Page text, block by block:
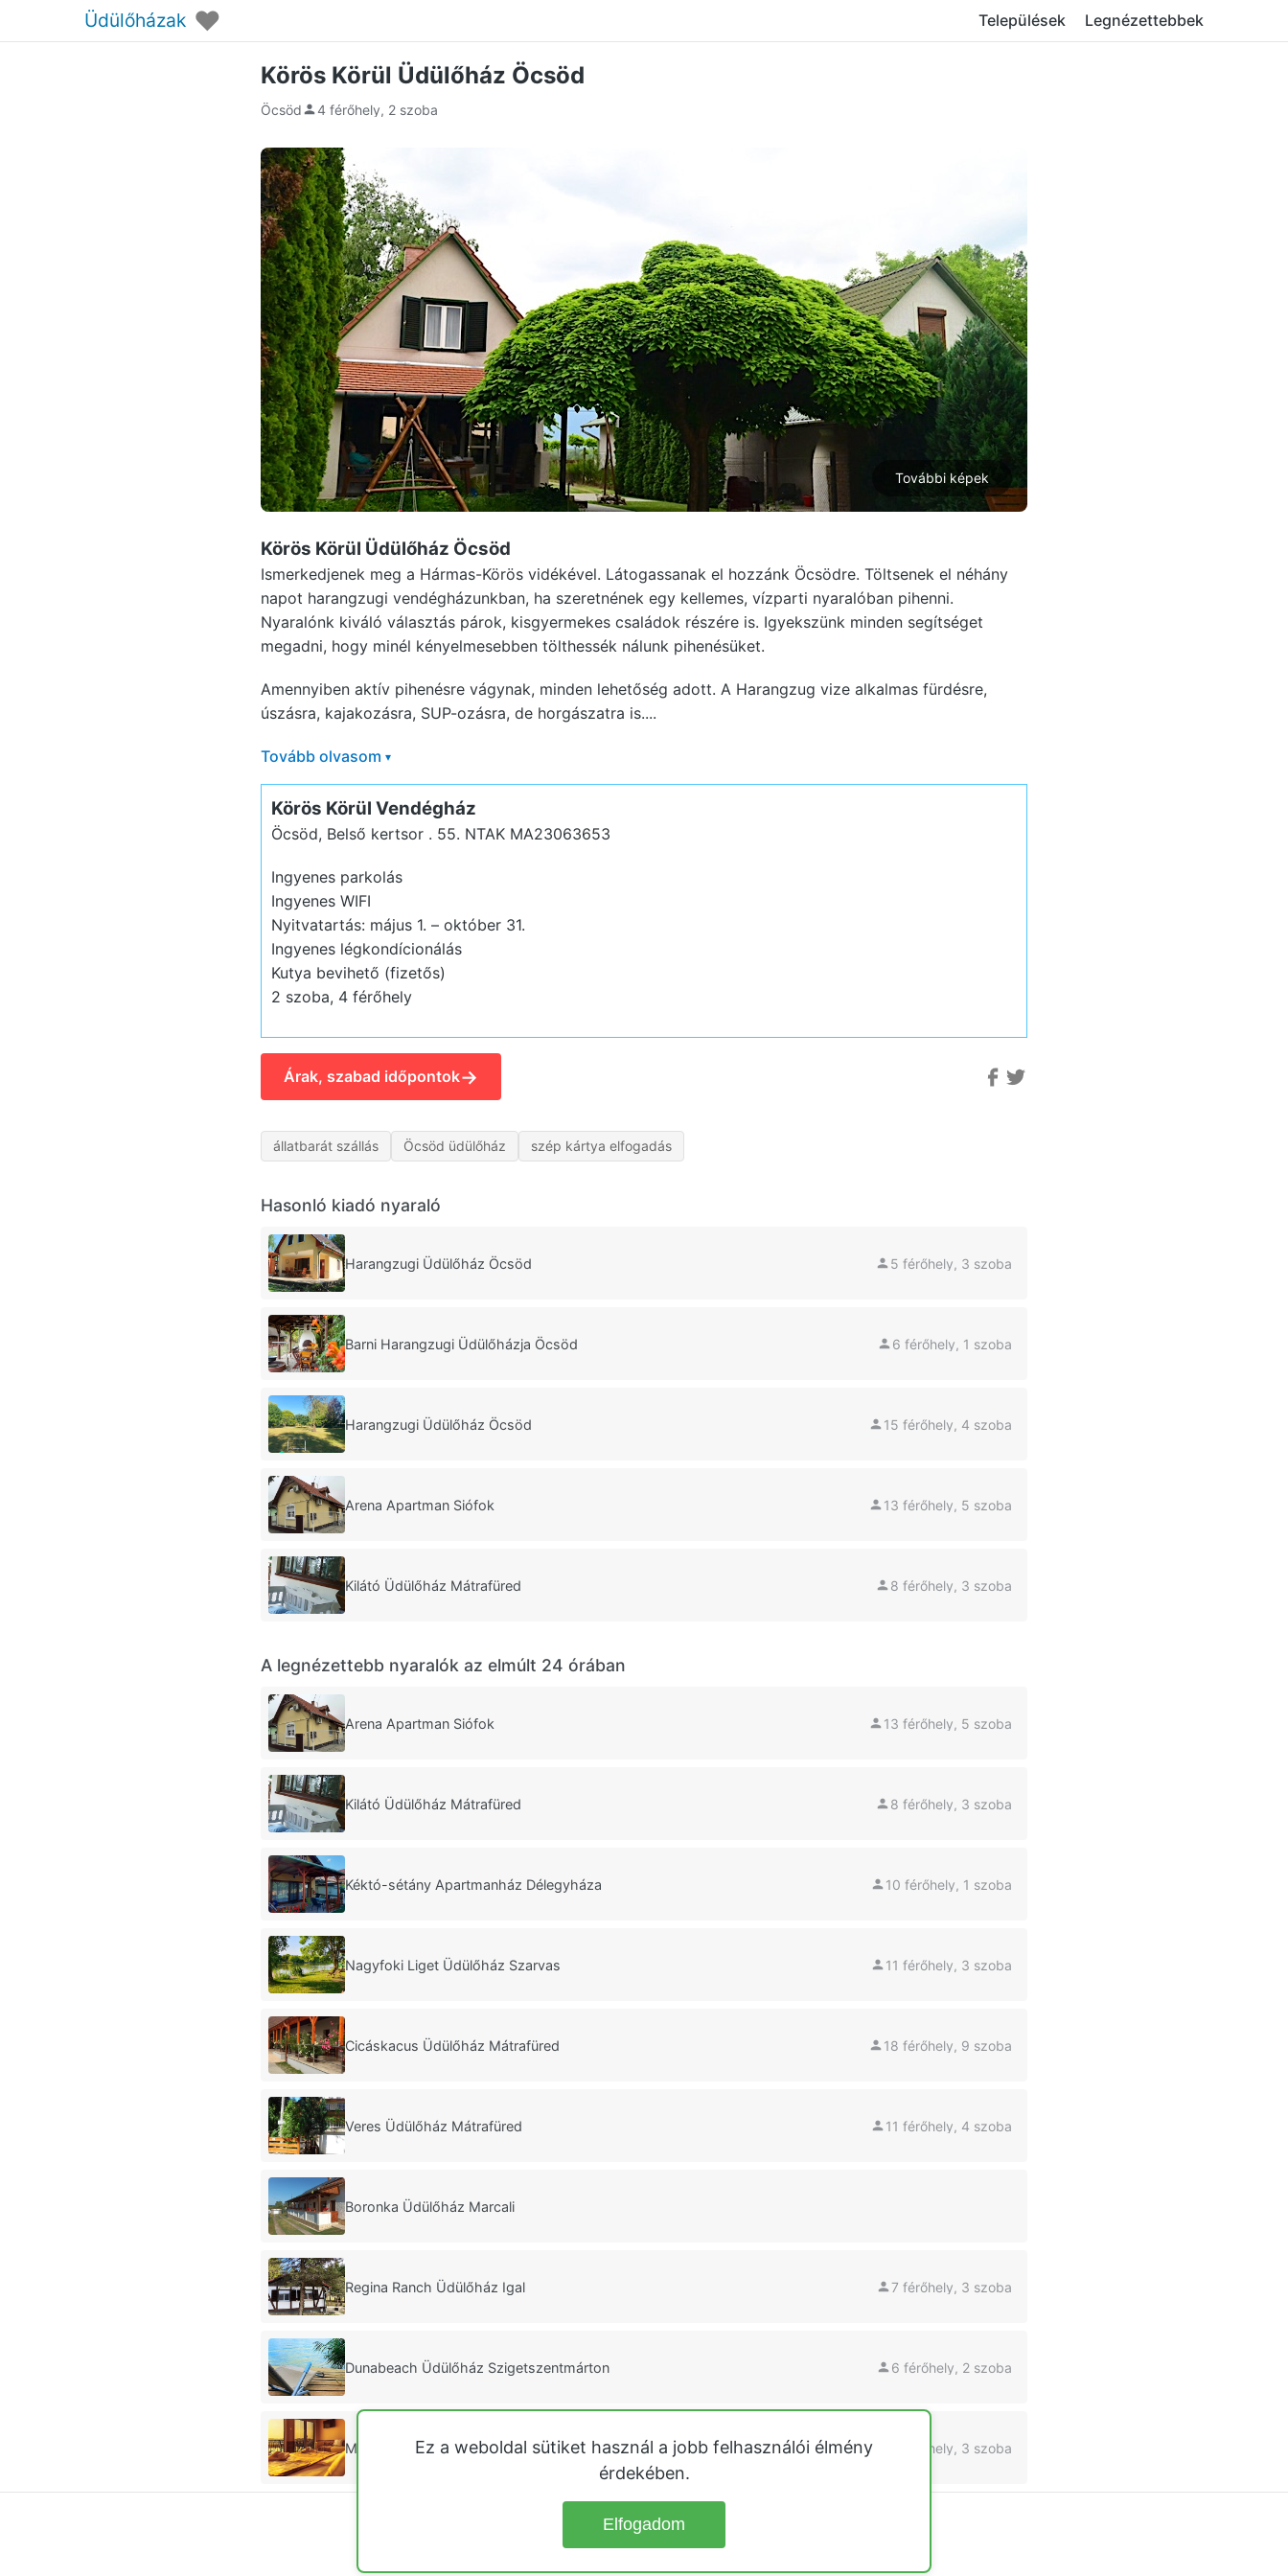
Üdülőházak ♥ Települések Legnézettebbek
Körös Körül Üdülőház Öcsöd
Öcsöd 4 férőhely, 2 szoba
További képek
Körös Körül Üdülőház Öcsöd
Ismerkedjenek meg a Hármas-Körös vidékével. Látogassanak el hozzánk Öcsödre. Töltsenek el néhány
napot harangzugi vendégházunkban, ha szeretnének egy kellemes, vízparti nyaralóban pihenni.
Nyaralónk kiváló választás párok, kisgyermekes családok részére is. Igyekszünk minden segítséget
megadni, hogy minél kényelmesebben tölthessék nálunk pihenésüket.
Amennyiben aktív pihenésre vágynak, minden lehetőség adott. A Harangzug vize alkalmas fürdésre,
úszásra, kajakozásra, SUP-ozásra, de horgászatra is....
Tovább olvasom ▾
Körös Körül Vendégház
Öcsöd, Belső kertsor . 55. NTAK MA23063653
Ingyenes parkolás
Ingyenes WIFI
Nyitvatartás: május 1. – október 31.
Ingyenes légkondícionálás
Kutya bevihető (fizetős)
2 szoba, 4 férőhely
Árak, szabad időpontok→
állatbarát szállás Öcsöd üdülőház szép kártya elfogadás
Hasonló kiadó nyaraló
Harangzugi Üdülőház Öcsöd 5 férőhely, 3 szoba
Barni Harangzugi Üdülőházja Öcsöd 6 férőhely, 1 szoba
Harangzugi Üdülőház Öcsöd 15 férőhely, 4 szoba
Arena Apartman Siófok 13 férőhely, 5 szoba
Kilátó Üdülőház Mátrafüred 8 férőhely, 3 szoba
A legnézettebb nyaralók az elmúlt 24 órában
Arena Apartman Siófok 13 férőhely, 5 szoba
Kilátó Üdülőház Mátrafüred 8 férőhely, 3 szoba
Kéktó-sétány Apartmanház Délegyháza 10 férőhely, 1 szoba
Nagyfoki Liget Üdülőház Szarvas 11 férőhely, 3 szoba
Cicáskacus Üdülőház Mátrafüred 18 férőhely, 9 szoba
Veres Üdülőház Mátrafüred 11 férőhely, 4 szoba
Boronka Üdülőház Marcali
Regina Ranch Üdülőház Igal 7 férőhely, 3 szoba
Dunabeach Üdülőház Szigetszentmárton 6 férőhely, 2 szoba
Mártoni Üdülőház Szigetszentmárton 6 férőhely, 3 szoba
Ez a weboldal sütiket használ a jobb felhasználói élmény
érdekében.
Elfogadom